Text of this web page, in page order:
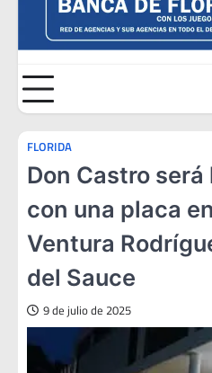
FLORIDA
Don Castro
con una placa
Ventura
del Sauce
9 de julio de 2025